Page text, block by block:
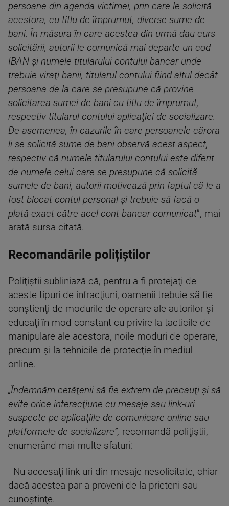
persoane din agenda victimei, prin care le solicită
acestora, cu titlu de împrumut, diverse sume de
bani. În măsura în care acestea din urmă dau curs
solicitării, autorii le comunică mai departe un cod
IBAN şi numele titularului contului bancar unde
trebuie viraţi banii, titularul contului fiind altul decât
persoana de la care se presupune că provine
solicitarea sumei de bani cu titlu de împrumut,
respectiv titularul contului aplicaţiei de socializare.
De asemenea, în cazurile în care persoanele cărora
li se solicită sume de bani observă acest aspect,
respectiv că numele titularului contului este diferit
de numele celui care se presupune că solicită
sumele de bani, autorii motivează prin faptul că le-a
fost blocat contul personal şi trebuie să facă o
plată exact către acel cont bancar comunicat”, mai
arată sursa citată.
Recomandările polițiștilor
Poliţiştii subliniază că, pentru a fi protejaţi de
aceste tipuri de infracţiuni, oamenii trebuie să fie
conştienţi de modurile de operare ale autorilor şi
educaţi în mod constant cu privire la tacticile de
manipulare ale acestora, noile moduri de operare,
precum şi la tehnicile de protecţie în mediul
online.
„Îndemnăm cetăţenii să fie extrem de precauţi şi să
evite orice interacţiune cu mesaje sau link-uri
suspecte pe aplicaţiile de comunicare online sau
platformele de socializare”, recomandă poliţiştii,
enumerând mai multe sfaturi:
- Nu accesaţi link-uri din mesaje nesolicitate, chiar
dacă acestea par a proveni de la prieteni sau
cunoştinţe.